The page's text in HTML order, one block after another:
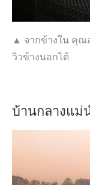
▲ จากข้างใน คุณ
วิวข้างนอกได้
บ้านกลางแม่